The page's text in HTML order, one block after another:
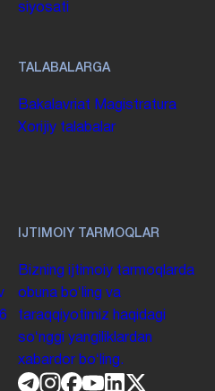
siyosati
TALABALARGA
Bakalavriat Magistratura
Xorijiy talabalar
IJTIMOIY TARMOQLAR
Bizning ijtimoiy tarmoqlarda
obuna boʻling va
taraqqiyotimiz haqidagi
soʻnggi yangiliklardan
xabardor boʻling.